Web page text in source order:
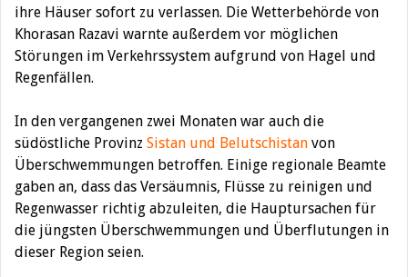
ihre Häuser sofort zu verlassen. Die Wetterbehörde von
Khorasan Razavi warnte außerdem vor möglichen
Störungen im Verkehrssystem aufgrund von Hagel und
Regenfällen.
In den vergangenen zwei Monaten war auch die
südöstliche Provinz Sistan und Belutschistan von
Überschwemmungen betroffen. Einige regionale Beamte
gaben an, dass das Versäumnis, Flüsse zu reinigen und
Regenwasser richtig abzuleiten, die Hauptursachen für
die jüngsten Überschwemmungen und Überflutungen in
dieser Region seien.